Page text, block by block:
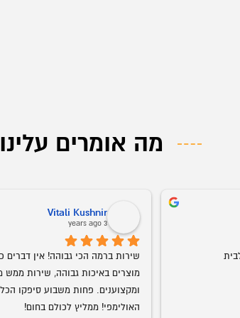
מה אומרים עלינו
ליזה בחרך
שירות ממש מעולה עם יחס טוב עד גמר
מאוד אוהבת